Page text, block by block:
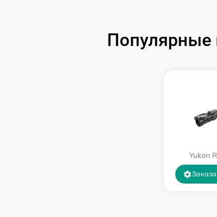
Ремонт цепи питания
Восстановление после попадания влаги
Популярные
Yukon